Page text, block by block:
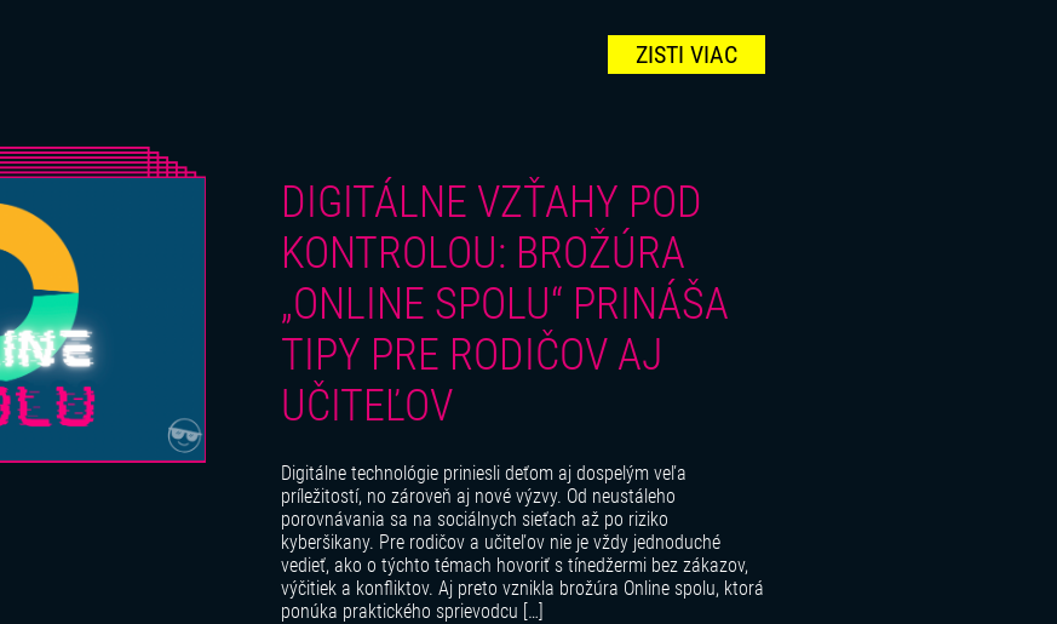
ZISTI VIAC
DIGITÁLNE VZŤAHY POD
KONTROLOU: BROŽÚRA
„ONLINE SPOLU“ PRINÁŠA
TIPY PRE RODIČOV AJ
UČITEĽOV
Digitálne technológie priniesli deťom aj dospelým veľa
príležitostí, no zároveň aj nové výzvy. Od neustáleho
porovnávania sa na sociálnych sieťach až po riziko
kyberšikany. Pre rodičov a učiteľov nie je vždy jednoduché
vedieť, ako o týchto témach hovoriť s tínedžermi bez zákazov,
výčitiek a konfliktov. Aj preto vznikla brožúra Online spolu, ktorá
ponúka praktického sprievodcu […]